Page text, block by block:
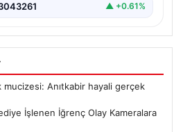
▲ +0.61%
mucizesi: Anıtkabir hayali gerçek
İşlenen İğrenç Olay Kameralara